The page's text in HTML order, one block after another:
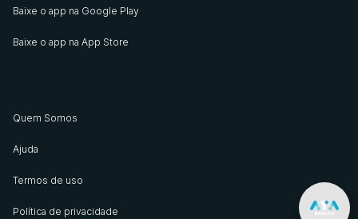
Baixe o app na Google Play
Baixe o app na App Store
Quem Somos
Ajuda
Termos de uso
Política de privacidade